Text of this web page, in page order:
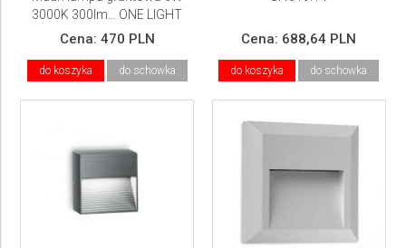
3000K 300lm... ONE LIGHT
Cena: 470 PLN
do koszyka do schowka
Cena: 688,64 PLN
do koszyka do schowka